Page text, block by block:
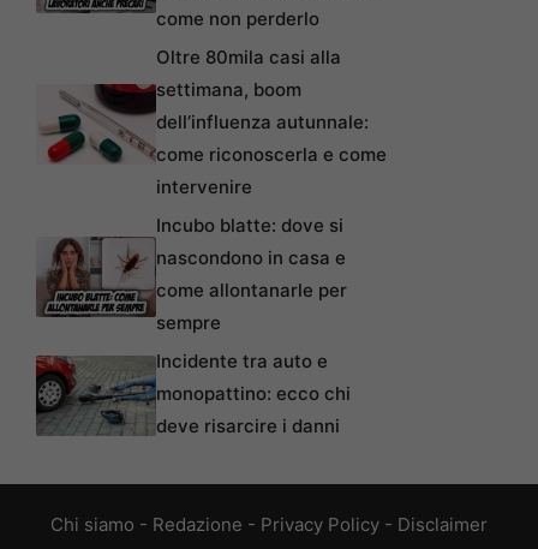
come non perderlo
Oltre 80mila casi alla
settimana, boom
dell’influenza autunnale:
come riconoscerla e come
intervenire
Incubo blatte: dove si
nascondono in casa e
come allontanarle per
sempre
Incidente tra auto e
monopattino: ecco chi
deve risarcire i danni
Chi siamo - Redazione - Privacy Policy - Disclaimer